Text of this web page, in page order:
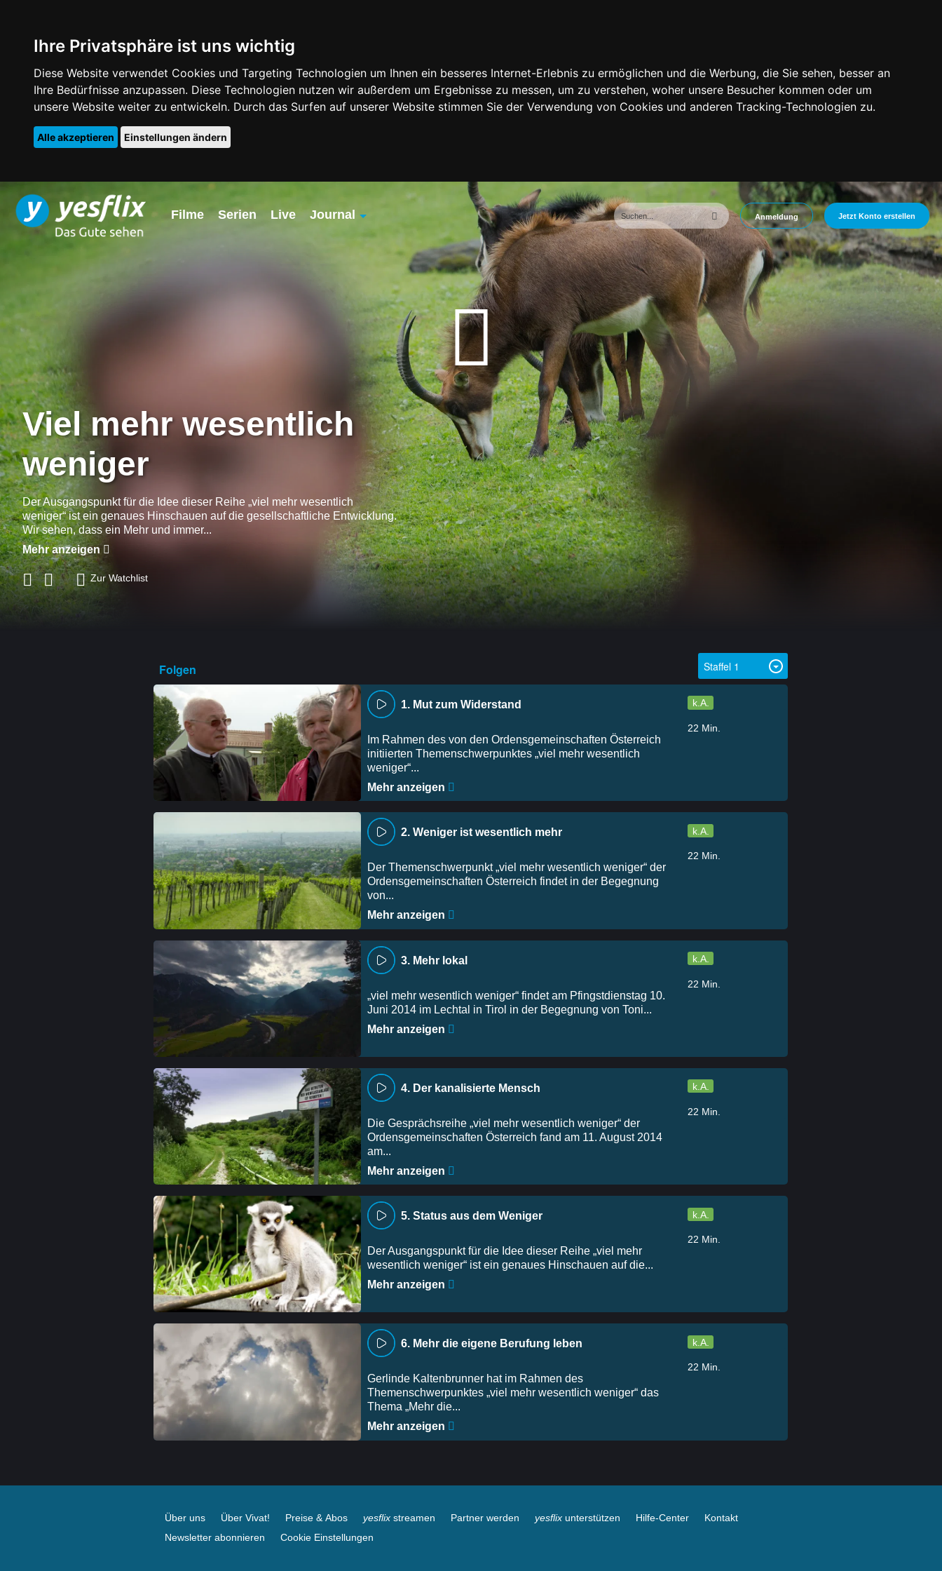
Ihre Privatsphäre ist uns wichtig
Diese Website verwendet Cookies und Targeting Technologien um Ihnen ein besseres Internet-Erlebnis zu ermöglichen und die Werbung, die Sie sehen, besser an
Ihre Bedürfnisse anzupassen. Diese Technologien nutzen wir außerdem um Ergebnisse zu messen, um zu verstehen, woher unsere Besucher kommen oder um
unsere Website weiter zu entwickeln. Durch das Surfen auf unserer Website stimmen Sie der Verwendung von Cookies und anderen Tracking-Technologien zu.
Alle akzeptieren Einstellungen ändern
Filme Serien Live
Journal
Übersicht
Anmeldung Jetzt Konto erstellen
Viel mehr wesentlich
weniger
Der Ausgangspunkt für die Idee dieser Reihe „viel mehr wesentlich
weniger“ ist ein genaues Hinschauen auf die gesellschaftliche Entwicklung.
Wir sehen, dass ein Mehr und immer...
Mehr anzeigen
Zur Watchlist
Folgen
1. Mut zum Widerstand
Im Rahmen des von den Ordensgemeinschaften Österreich
initiierten Themenschwerpunktes „viel mehr wesentlich
weniger“...
Mehr anzeigen
k.A.
22 Min.
2. Weniger ist wesentlich mehr
Der Themenschwerpunkt „viel mehr wesentlich weniger“ der
Ordensgemeinschaften Österreich findet in der Begegnung
von...
Mehr anzeigen
k.A.
22 Min.
3. Mehr lokal
„viel mehr wesentlich weniger“ findet am Pfingstdienstag 10.
Juni 2014 im Lechtal in Tirol in der Begegnung von Toni...
Mehr anzeigen
k.A.
22 Min.
4. Der kanalisierte Mensch
Die Gesprächsreihe „viel mehr wesentlich weniger“ der
Ordensgemeinschaften Österreich fand am 11. August 2014
am...
Mehr anzeigen
k.A.
22 Min.
5. Status aus dem Weniger
Der Ausgangspunkt für die Idee dieser Reihe „viel mehr
wesentlich weniger“ ist ein genaues Hinschauen auf die...
Mehr anzeigen
k.A.
22 Min.
6. Mehr die eigene Berufung leben
Gerlinde Kaltenbrunner hat im Rahmen des
Themenschwerpunktes „viel mehr wesentlich weniger“ das
Thema „Mehr die...
Mehr anzeigen
k.A.
22 Min.
Über uns Über Vivat! Preise & Abos yesflix streamen Partner werden yesflix unterstützen Hilfe-Center
Kontakt
Newsletter abonnieren
Cookie Einstellungen